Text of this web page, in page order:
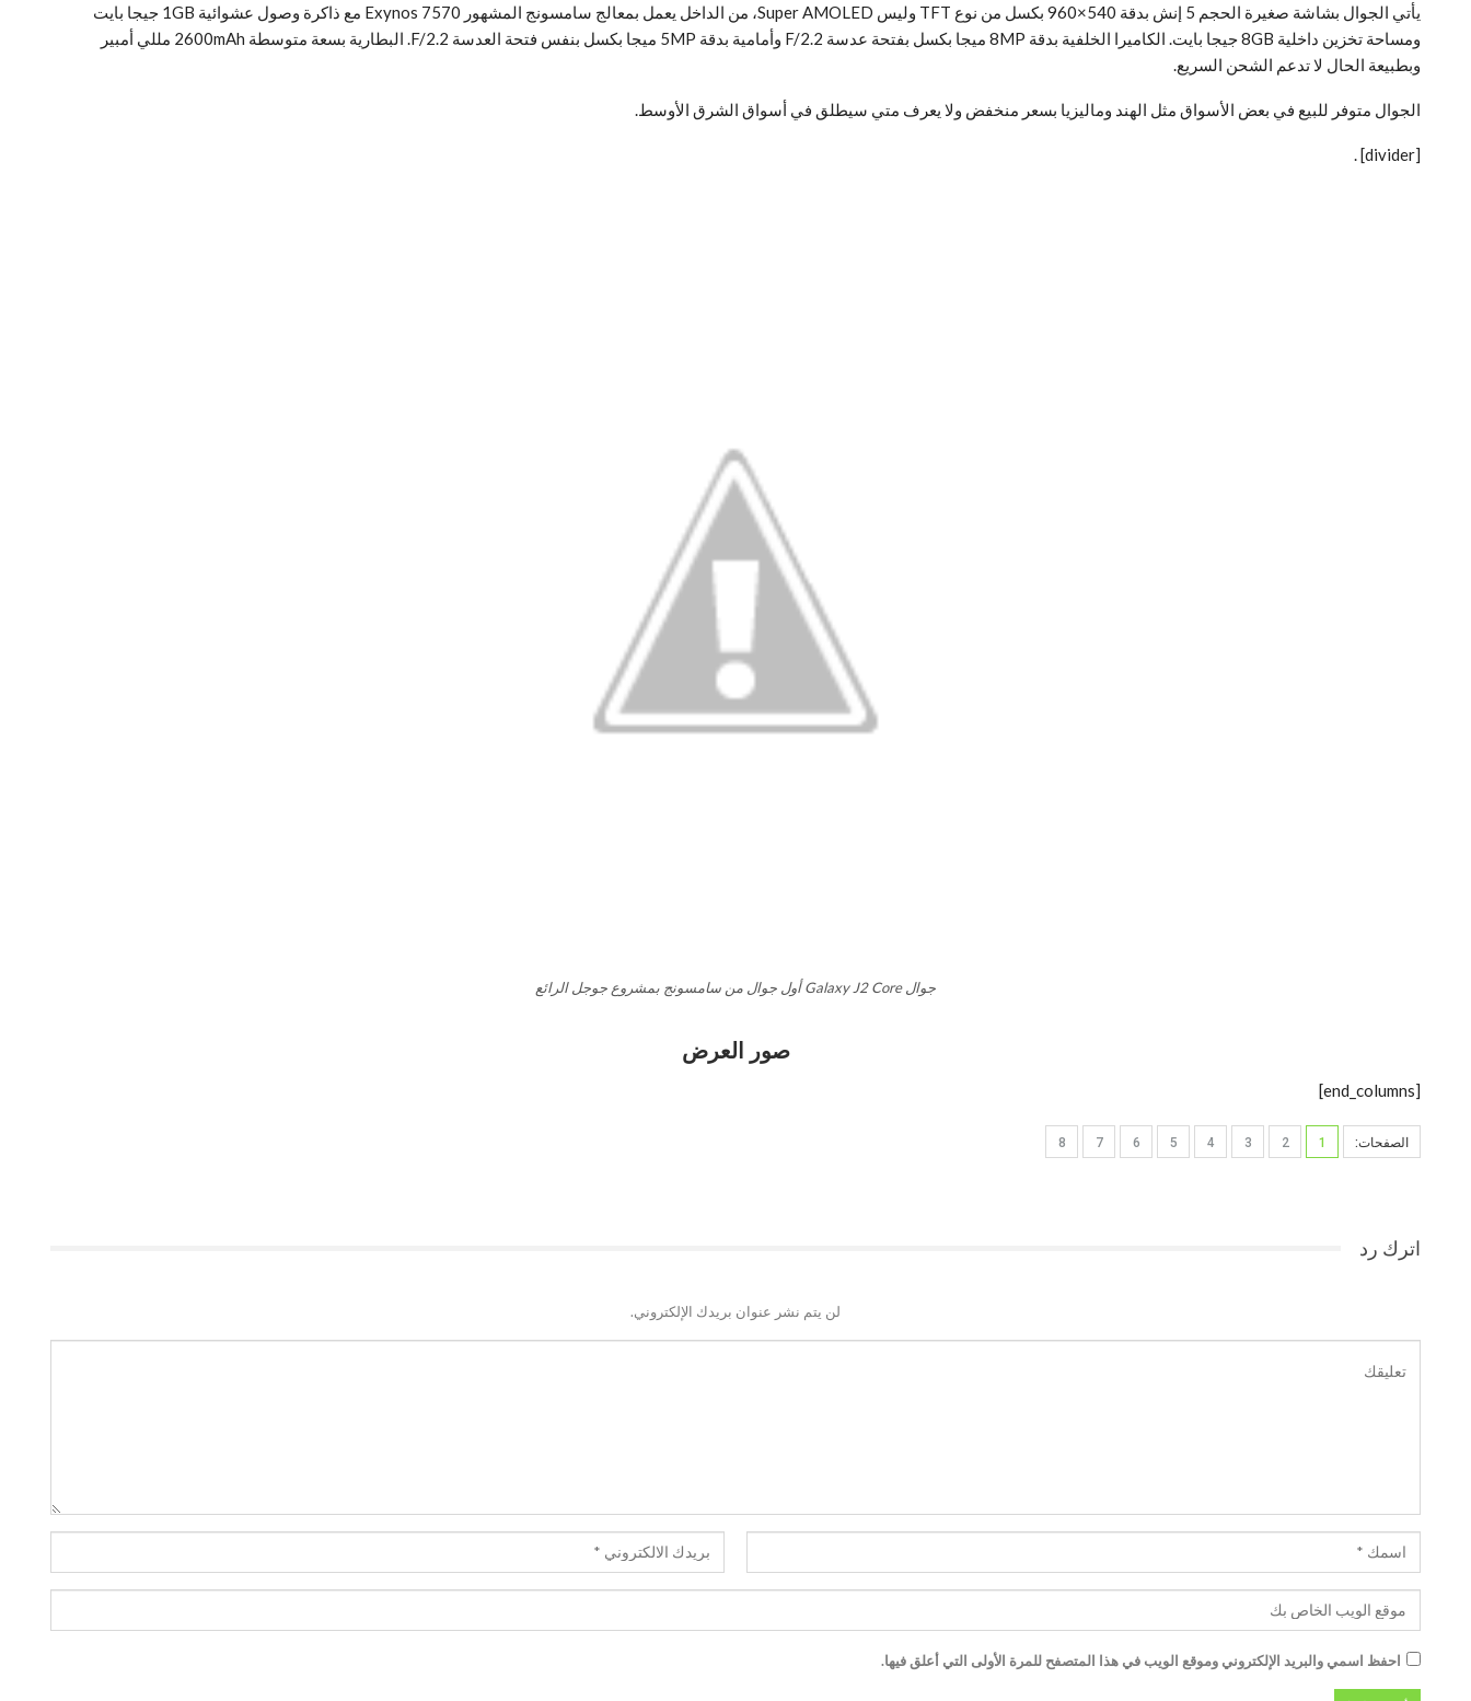
يأتي الجوال بشاشة صغيرة الحجم 5 إنش بدقة 540×960 بكسل من نوع TFT وليس Super AMOLED، من الداخل يعمل بمعالج سامسونج المشهور Exynos 7570 مع ذاكرة وصول عشوائية 1GB جيجا بايت
ومساحة تخزين داخلية 8GB جيجا بايت. الكاميرا الخلفية بدقة 8MP ميجا بكسل بفتحة عدسة F/2.2 وأمامية بدقة 5MP ميجا بكسل بنفس فتحة العدسة F/2.2. البطارية بسعة متوسطة 2600mAh مللي أمبير
وبطبيعة الحال لا تدعم الشحن السريع.
الجوال متوفر للبيع في بعض الأسواق مثل الهند وماليزيا بسعر منخفض ولا يعرف متي سيطلق في أسواق الشرق الأوسط.
[divider]
.
جوال Galaxy J2 Core أول جوال من سامسونج بمشروع جوجل الرائع
صور العرض
[end_columns]
الصفحات: 1
2
3
4
5
6
7
8
اترك رد
لن يتم نشر عنوان بريدك الإلكتروني.
احفظ اسمي والبريد الإلكتروني وموقع الويب في هذا المتصفح للمرة الأولى التي أعلق فيها.